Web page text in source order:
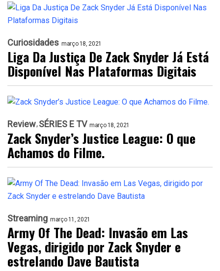
Curiosidades março 18, 2021
Liga Da Justiça De Zack Snyder Já Está
Disponível Nas Plataformas Digitais
Review SÉRIES E TV março 18, 2021
Zack Snyder’s Justice League: O que
Achamos do Filme.
Streaming março 11, 2021
Army Of The Dead: Invasão em Las
Vegas, dirigido por Zack Snyder e
estrelando Dave Bautista